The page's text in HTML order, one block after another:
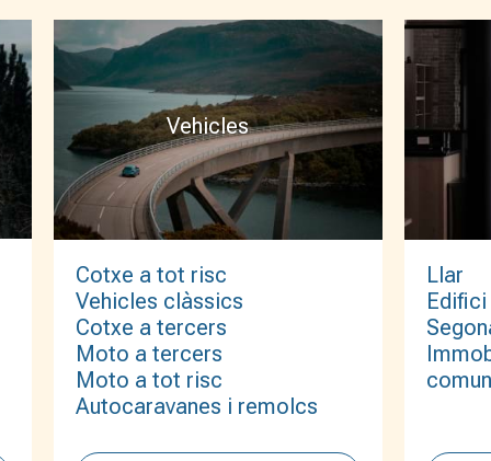
Vehicles
Cotxe a tot risc
Vehicles clàssics
Cotxe a tercers
Moto a tercers
Moto a tot risc
Autocaravanes i remolcs
Llar
Edifici